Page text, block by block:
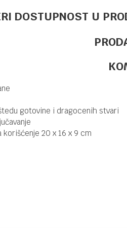
gotovine i dragocenih stvari
korišćenje 20 x 16 x 9 cm